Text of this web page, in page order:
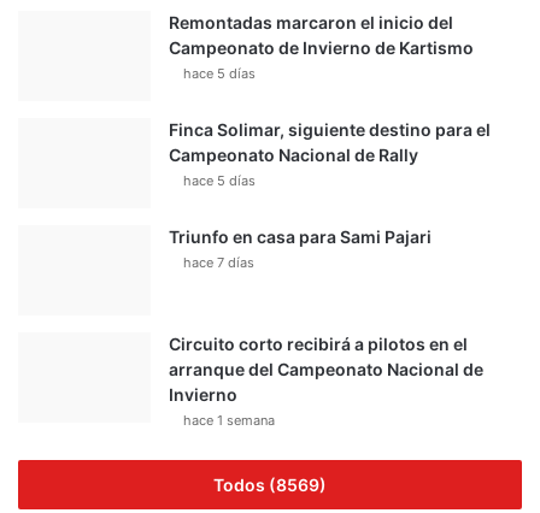
Remontadas marcaron el inicio del
Campeonato de Invierno de Kartismo
hace 5 días
Finca Solimar, siguiente destino para el
Campeonato Nacional de Rally
hace 5 días
Triunfo en casa para Sami Pajari
hace 7 días
Circuito corto recibirá a pilotos en el
arranque del Campeonato Nacional de
Invierno
hace 1 semana
Todos (8569)